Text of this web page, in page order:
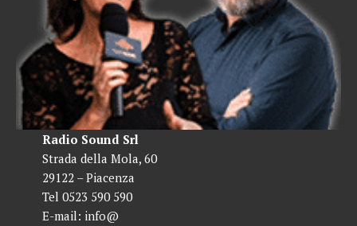
Radio Sound Srl
Strada della Mola, 60
29122 – Piacenza
Tel 0523 590 590
E-mail: info@